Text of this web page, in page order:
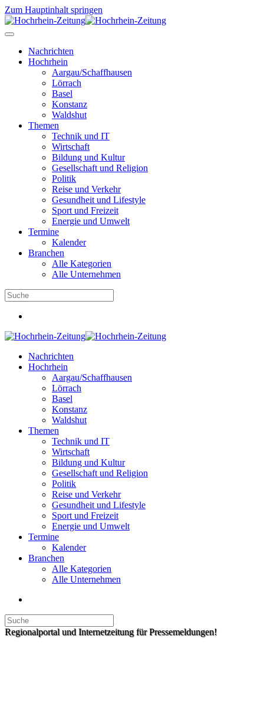
Zum Hauptinhalt springen
Nachrichten
Hochrhein
Aargau/Schaffhausen
Lörrach
Basel
Konstanz
Waldshut
Themen
Technik und IT
Wirtschaft
Bildung und Kultur
Gesellschaft und Religion
Politik
Reise und Verkehr
Gesundheit und Lifestyle
Sport und Freizeit
Energie und Umwelt
Termine
Kalender
Branchen
Alle Kategorien
Alle Unternehmen
Nachrichten
Hochrhein
Aargau/Schaffhausen
Lörrach
Basel
Konstanz
Waldshut
Themen
Technik und IT
Wirtschaft
Bildung und Kultur
Gesellschaft und Religion
Politik
Reise und Verkehr
Gesundheit und Lifestyle
Sport und Freizeit
Energie und Umwelt
Termine
Kalender
Branchen
Alle Kategorien
Alle Unternehmen
Regionalportal und Internetzeitung für Pressemeldungen!